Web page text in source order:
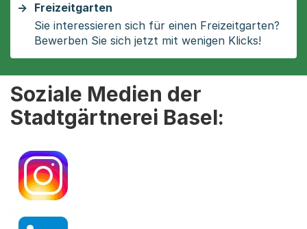
Freizeitgarten
Sie interessieren sich für einen Freizeitgarten?
Bewerben Sie sich jetzt mit wenigen Klicks!
Soziale Medien der
Stadtgärtnerei Basel: